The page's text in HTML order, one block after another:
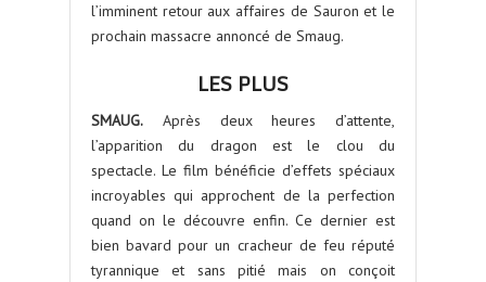
l’imminent retour aux affaires de Sauron et le
prochain massacre annoncé de Smaug.
LES PLUS
SMAUG. Après deux heures d’attente,
l’apparition du dragon est le clou du
spectacle. Le film bénéficie d’effets spéciaux
incroyables qui approchent de la perfection
quand on le découvre enfin. Ce dernier est
bien bavard pour un cracheur de feu réputé
tyrannique et sans pitié mais on conçoit